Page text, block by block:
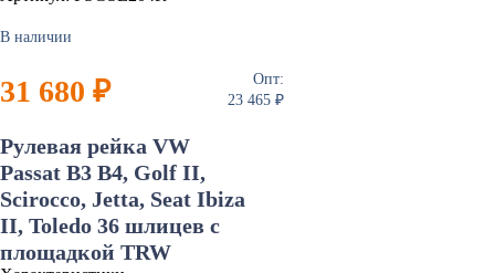
В наличии
31 680 ₽
Опт:
23 465 ₽
Рулевая рейка VW
Passat B3 B4, Golf II,
Scirocco, Jetta, Seat Ibiza
II, Toledo 36 шлицев с
площадкой TRW